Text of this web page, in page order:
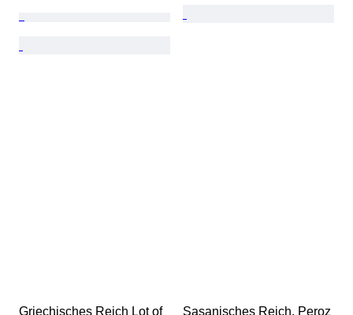
Griechisches Reich Lot of
Sasanisches Reich. Peroz